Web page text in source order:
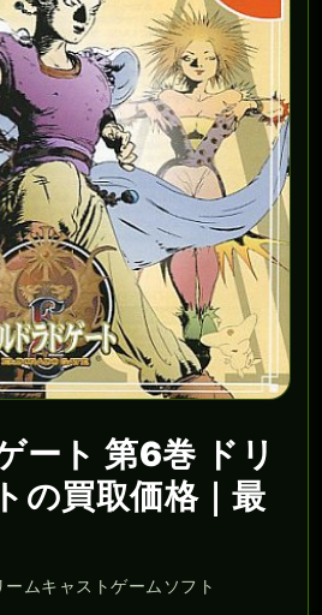
ート 第6巻 ドリ
の買取価格｜最
ムキャストゲームソフト